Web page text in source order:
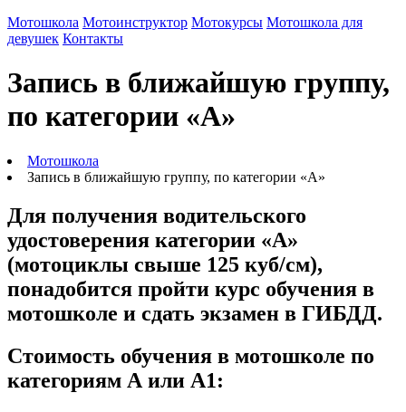
Мотошкола Мотоинструктор Мотокурсы Мотошкола для
девушек Контакты
Запись в ближайшую группу,
по категории «А»
Мотошкола
Запись в ближайшую группу, по категории «А»
Для получения водительского
удостоверения категории «А»
(мотоциклы свыше 125 куб/см),
понадобится пройти курс обучения в
мотошколе и сдать экзамен в ГИБДД.
Стоимость обучения в мотошколе по
категориям А или А1: